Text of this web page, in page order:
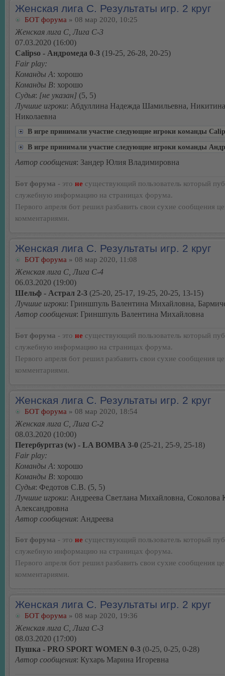
Женская лига С. Результаты игр. 2 круг
БОТ форума » 08 мар 2020, 10:25
Женская лига С, Лига С-3
07.03.2020 (16:00)
Calipso - Андромеда 0-3 (19-25, 26-28, 20-25)
Fair play:
Команды А: хорошо
Команды В: хорошо
Судья: [не указан] (5, 5)
Лучшие игроки: Абдуллина Надежда Шамильевна,
Николаевна
В игре принимали участие следующие игроки команды
В игре принимали участие следующие игроки команды
Автор сообщения: Зандер Юлия Владимировна
Бот форума - это не существующий пользователь который
служебную информацию на страницах форума.
Первого апреля бот решил разбавить свои сухие сообщения
комментариями.
Женская лига С. Результаты игр. 2 круг
БОТ форума » 08 мар 2020, 11:08
Женская лига С, Лига С-4
06.03.2020 (19:00)
Шельф - Астрал 2-3 (25-20, 25-17, 19-25, 20-25, 13-15)
Лучшие игроки: Гриншпуль Валентина Михайловна,
Автор сообщения: Гриншпуль Валентина Михайловна
Бот форума - это не существующий пользователь который
служебную информацию на страницах форума.
Первого апреля бот решил разбавить свои сухие сообщения
комментариями.
Женская лига С. Результаты игр. 2 круг
БОТ форума » 08 мар 2020, 18:54
Женская лига С, Лига С-2
08.03.2020 (10:00)
Петербурггаз (w) - LA BOMBA 3-0 (25-21, 25-9, 25-18)
Fair play:
Команды А: хорошо
Команды В: хорошо
Судья: Федотов С.В. (5, 5)
Лучшие игроки: Андреева Светлана Михайловна, Соколова
Александровна
Автор сообщения: Андреева
Бот форума - это не существующий пользователь который
служебную информацию на страницах форума.
Первого апреля бот решил разбавить свои сухие сообщения
комментариями.
Женская лига С. Результаты игр. 2 круг
БОТ форума » 08 мар 2020, 19:36
Женская лига С, Лига С-3
08.03.2020 (17:00)
Пушка - PRO SPORT WOMEN 0-3 (0-25, 0-25, 0-28)
Автор сообщения: Кухарь Марина Игоревна